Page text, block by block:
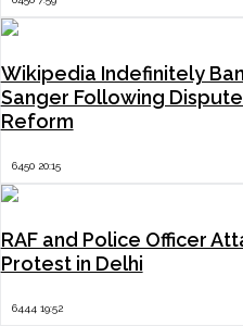
Wikipedia Indefinitely
Sanger Following
Reform
6450 20:15
RAF and Police Officer
Protest in Delhi
6444 19:52